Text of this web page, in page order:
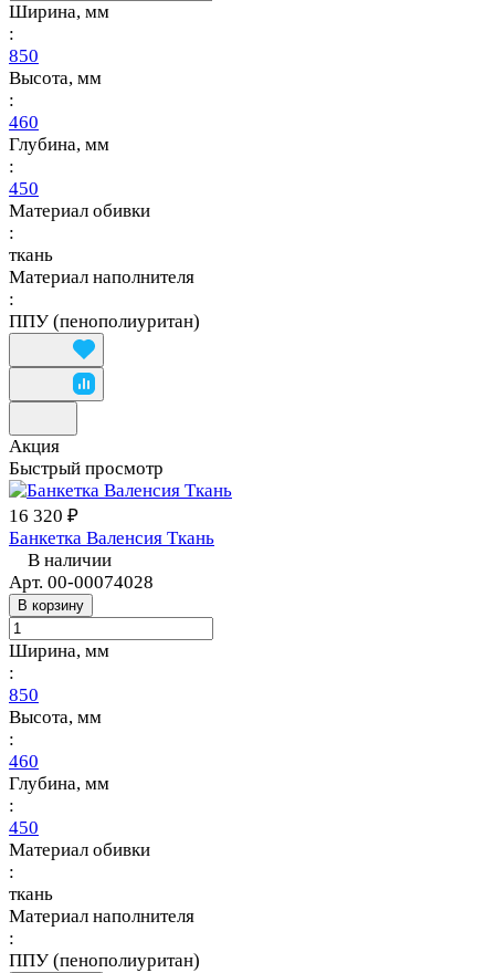
Ширина, мм
:
850
Высота, мм
:
460
Глубина, мм
:
450
Материал обивки
:
ткань
Материал наполнителя
:
ППУ (пенополиуритан)
Акция
Быстрый просмотр
16 320 ₽
Банкетка Валенсия Ткань
В наличии
Арт. 00-00074028
В корзину
Ширина, мм
:
850
Высота, мм
:
460
Глубина, мм
:
450
Материал обивки
:
ткань
Материал наполнителя
:
ППУ (пенополиуритан)